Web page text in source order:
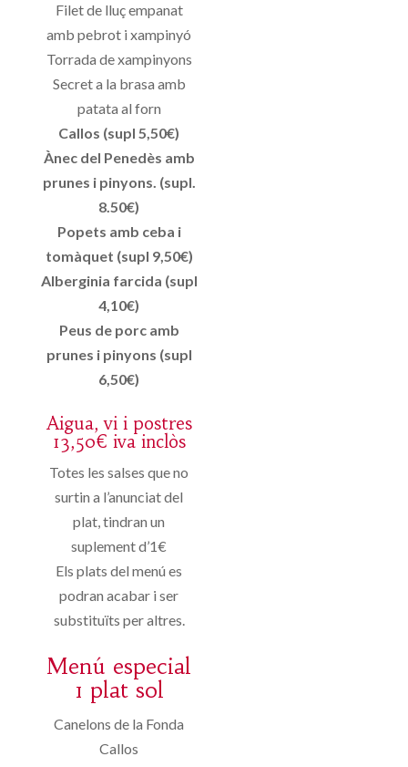
Filet de lluç empanat
amb pebrot i xampinyó
Torrada de xampinyons
Secret a la brasa amb
patata al forn
Callos (supl 5,50€)
Ànec del Penedès amb
prunes i pinyons. (supl.
8.50€)
Popets amb ceba i
tomàquet (supl 9,50€)
Alberginia farcida (supl
4,10€)
Peus de porc amb
prunes i pinyons (supl
6,50€)
Aigua, vi i postres
13,50€ iva inclòs
Totes les salses que no
surtin a l’anunciat del
plat, tindran un
suplement d’1€
Els plats del menú es
podran acabar i ser
substituïts per altres.
Menú especial
1 plat sol
Canelons de la Fonda
Callos